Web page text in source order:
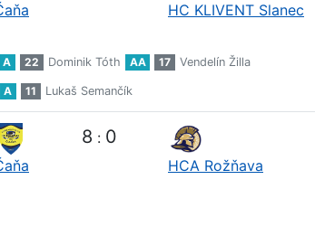
HC KLIVENT Slanec
A 22 Dominik Tóth AA 17 Vendelín Žilla
A 11 Lukaš Semančík
8 : 0
HCA Rožňava